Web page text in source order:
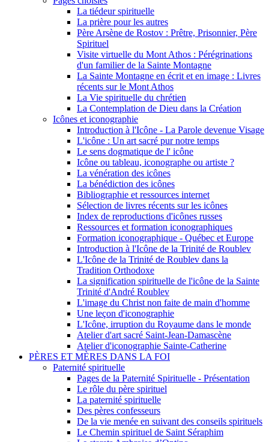
La tiédeur spirituelle
La prière pour les autres
Père Arsène de Rostov : Prêtre, Prisonnier, Père
Spirituel
Visite virtuelle du Mont Athos : Pérégrinations
d'un familier de la Sainte Montagne
La Sainte Montagne en écrit et en image : Livres
récents sur le Mont Athos
La Vie spirituelle du chrétien
La Contemplation de Dieu dans la Création
Icônes et iconographie
Introduction à l'Icône - La Parole devenue Visage
L'icône : Un art sacré pur notre temps
Le sens dogmatique de l' icône
Icône ou tableau, iconographe ou artiste ?
La vénération des icônes
La bénédiction des icônes
Bibliographie et ressources internet
Sélection de livres récents sur les icônes
Index de reproductions d'icônes russes
Ressources et formation iconographiques
Formation iconographique - Québec et Europe
Introduction à l'Icône de la Trinité de Roublev
L'Icône de la Trinité de Roublev dans la
Tradition Orthodoxe
La signification spirituelle de l'icône de la Sainte
Trinité d'André Roublev
L'image du Christ non faite de main d'homme
Une leçon d'iconographie
L'Icône, irruption du Royaume dans le monde
Atelier d'art sacré Saint-Jean-Damascène
Atelier d'iconographie Sainte-Catherine
PÈRES ET MÈRES DANS LA FOI
Paternité spirituelle
Pages de la Paternité Spirituelle - Présentation
Le rôle du père spirituel
La paternité spirituelle
Des pères confesseurs
De la vie menée en suivant des conseils spirituels
Le Chemin spirituel de Saint Séraphim